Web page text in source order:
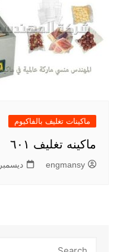
ماكينات تغليف بالفاكيوم
ماكينه تغليف ٦٠١
engmansy ديسمبر 20, 2021